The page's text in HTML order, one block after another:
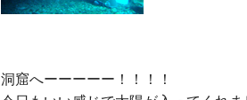
洞窟へーーーーー！！！！